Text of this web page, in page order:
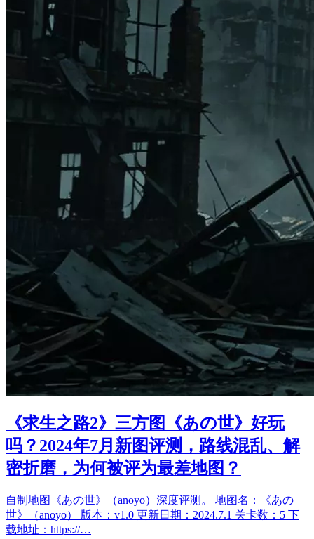
《求生之路2》三方图《あの世》好玩
吗？2024年7月新图评测，路线混乱、解
密折磨，为何被评为最差地图？
自制地图《あの世》（anoyo）深度评测。 地图名：《あの
世》（anoyo） 版本：v1.0 更新日期：2024.7.1 关卡数：5 下
载地址：https://…